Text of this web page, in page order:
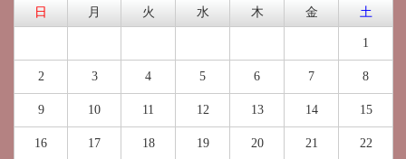
日 月 火 水 木 金 土
1
2 3 4 5 6 7 8
9 10 11 12 13 14 15
16 17 18 19 20 21 22